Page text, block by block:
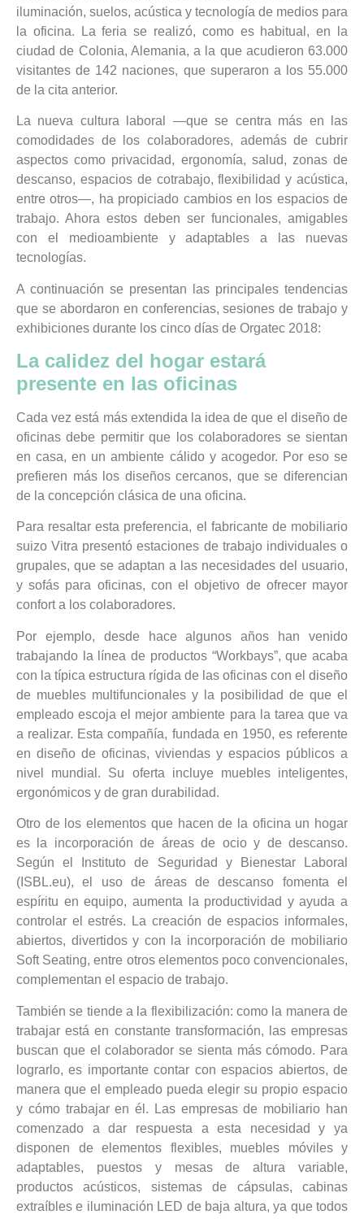
iluminación, suelos, acústica y tecnología de medios para
la oficina. La feria se realizó, como es habitual, en la
ciudad de Colonia, Alemania, a la que acudieron 63.000
visitantes de 142 naciones, que superaron a los 55.000
de la cita anterior.
La nueva cultura laboral —que se centra más en las
comodidades de los colaboradores, además de cubrir
aspectos como privacidad, ergonomía, salud, zonas de
descanso, espacios de cotrabajo, flexibilidad y acústica,
entre otros—, ha propiciado cambios en los espacios de
trabajo. Ahora estos deben ser funcionales, amigables
con el medioambiente y adaptables a las nuevas
tecnologías.
A continuación se presentan las principales tendencias
que se abordaron en conferencias, sesiones de trabajo y
exhibiciones durante los cinco días de Orgatec 2018:
La calidez del hogar estará
presente en las oficinas
Cada vez está más extendida la idea de que el diseño de
oficinas debe permitir que los colaboradores se sientan
en casa, en un ambiente cálido y acogedor. Por eso se
prefieren más los diseños cercanos, que se diferencian
de la concepción clásica de una oficina.
Para resaltar esta preferencia, el fabricante de mobiliario
suizo Vitra presentó estaciones de trabajo individuales o
grupales, que se adaptan a las necesidades del usuario,
y sofás para oficinas, con el objetivo de ofrecer mayor
confort a los colaboradores.
Por ejemplo, desde hace algunos años han venido
trabajando la línea de productos “Workbays”, que acaba
con la típica estructura rígida de las oficinas con el diseño
de muebles multifuncionales y la posibilidad de que el
empleado escoja el mejor ambiente para la tarea que va
a realizar. Esta compañía, fundada en 1950, es referente
en diseño de oficinas, viviendas y espacios públicos a
nivel mundial. Su oferta incluye muebles inteligentes,
ergonómicos y de gran durabilidad.
Otro de los elementos que hacen de la oficina un hogar
es la incorporación de áreas de ocio y de descanso.
Según el Instituto de Seguridad y Bienestar Laboral
(ISBL.eu), el uso de áreas de descanso fomenta el
espíritu en equipo, aumenta la productividad y ayuda a
controlar el estrés. La creación de espacios informales,
abiertos, divertidos y con la incorporación de mobiliario
Soft Seating, entre otros elementos poco convencionales,
complementan el espacio de trabajo.
También se tiende a la flexibilización: como la manera de
trabajar está en constante transformación, las empresas
buscan que el colaborador se sienta más cómodo. Para
lograrlo, es importante contar con espacios abiertos, de
manera que el empleado pueda elegir su propio espacio
y cómo trabajar en él. Las empresas de mobiliario han
comenzado a dar respuesta a esta necesidad y ya
disponen de elementos flexibles, muebles móviles y
adaptables, puestos y mesas de altura variable,
productos acústicos, sistemas de cápsulas, cabinas
extraíbles e iluminación LED de baja altura, ya que todos